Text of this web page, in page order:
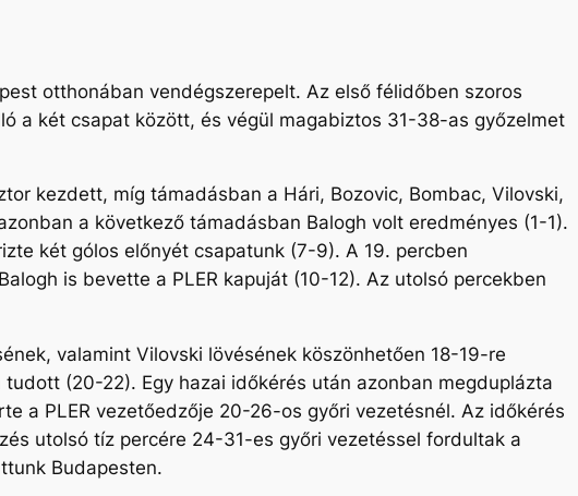
otthonában vendégszerepelt. Az első félidőben szoros
a két csapat között, és végül magabiztos 31-38-as győzelmet
kezdett, míg támadásban a Hári, Bozovic, Bombac, Vilovski,
a következő támadásban Balogh volt eredményes (1-1).
két gólos előnyét csapatunk (7-9). A 19. percben
is bevette a PLER kapuját (10-12). Az utolsó percekben
valamint Vilovski lövésének köszönhetően 18-19-re
(20-22). Egy hazai időkérés után azonban megduplázta
a PLER vezetőedzője 20-26-os győri vezetésnél. Az időkérés
utolsó tíz percére 24-31-es győri vezetéssel fordultak a
Budapesten.